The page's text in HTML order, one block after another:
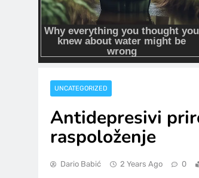
UNCATEGORIZED
Antidepresivi
raspoloženje
Dario Babić 2 Years Ago 0